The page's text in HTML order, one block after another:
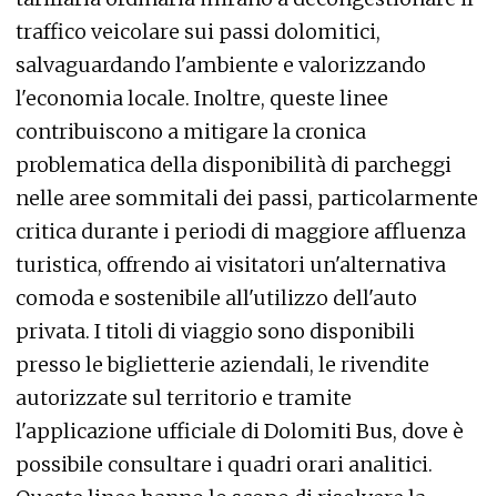
traffico veicolare sui passi dolomitici,
salvaguardando l'ambiente e valorizzando
l'economia locale. Inoltre, queste linee
contribuiscono a mitigare la cronica
problematica della disponibilità di parcheggi
nelle aree sommitali dei passi, particolarmente
critica durante i periodi di maggiore affluenza
turistica, offrendo ai visitatori un'alternativa
comoda e sostenibile all'utilizzo dell'auto
privata. I titoli di viaggio sono disponibili
presso le biglietterie aziendali, le rivendite
autorizzate sul territorio e tramite
l'applicazione ufficiale di Dolomiti Bus, dove è
possibile consultare i quadri orari analitici.